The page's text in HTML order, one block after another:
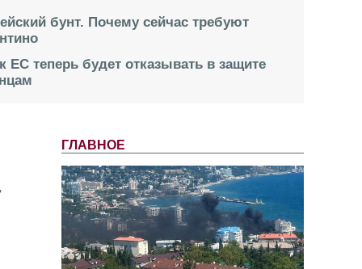
бунт. Почему сейчас требуют
ЕС теперь будет отказывать в защите
ГЛАВНОЕ